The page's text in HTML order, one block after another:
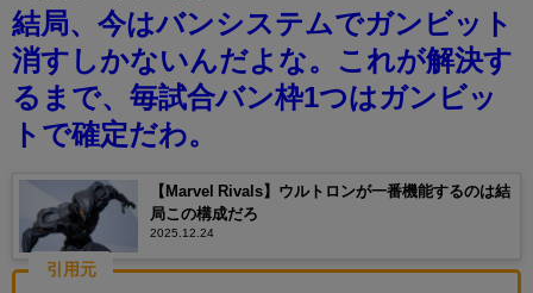
結局、今はバンシステムでガンビット
消すしかないんだよな。
これが解決す
るまで、毎試合バン枠1つはガンビッ
トで確定だわ。
【Marvel Rivals】ウルトロンが一番機能するのは結
局この構成だろ
2025.12.24
引用元